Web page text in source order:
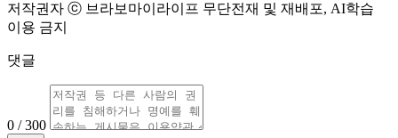
저작권자 ⓒ 브라보마이라이프 무단전재 및 재배포, AI학습
이용 금지
댓글
0 / 300